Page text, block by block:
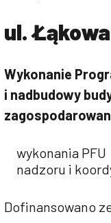
ul.
Wykonanie
i nadbudowy
wykonania PFU
nadzoru i
Dofinansowano